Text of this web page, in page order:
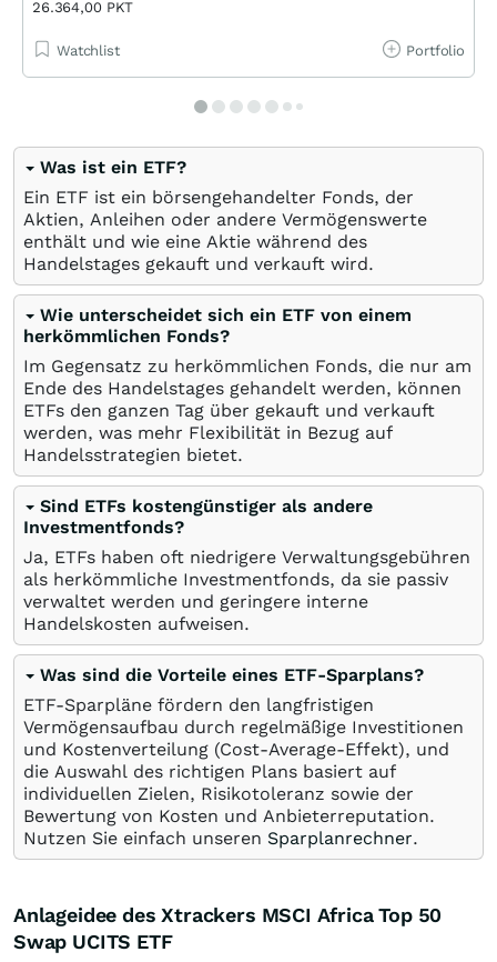
26.364,00 PKT
Watchlist Portfolio
Was ist ein ETF?
Ein ETF ist ein börsengehandelter Fonds, der
Aktien, Anleihen oder andere Vermögenswerte
enthält und wie eine Aktie während des
Handelstages gekauft und verkauft wird.
Wie unterscheidet sich ein ETF von einem
herkömmlichen Fonds?
Im Gegensatz zu herkömmlichen Fonds, die nur am
Ende des Handelstages gehandelt werden, können
ETFs den ganzen Tag über gekauft und verkauft
werden, was mehr Flexibilität in Bezug auf
Handelsstrategien bietet.
Sind ETFs kostengünstiger als andere
Investmentfonds?
Ja, ETFs haben oft niedrigere Verwaltungsgebühren
als herkömmliche Investmentfonds, da sie passiv
verwaltet werden und geringere interne
Handelskosten aufweisen.
Was sind die Vorteile eines ETF-Sparplans?
ETF-Sparpläne fördern den langfristigen
Vermögensaufbau durch regelmäßige Investitionen
und Kostenverteilung (Cost-Average-Effekt), und
die Auswahl des richtigen Plans basiert auf
individuellen Zielen, Risikotoleranz sowie der
Bewertung von Kosten und Anbieterreputation.
Nutzen Sie einfach unseren Sparplanrechner.
Anlageidee des Xtrackers MSCI Africa Top 50
Swap UCITS ETF